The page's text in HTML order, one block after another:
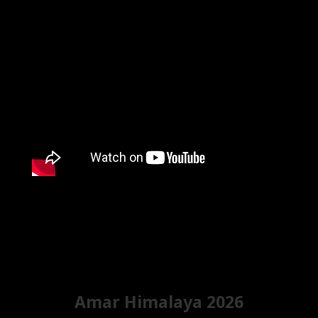
Amar Himalaya 2026